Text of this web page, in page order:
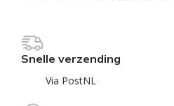
Snelle verzending
Via PostNL